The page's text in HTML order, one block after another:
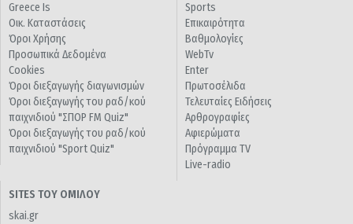
Greece Is
Οικ. Καταστάσεις
Όροι Χρήσης
Προσωπικά Δεδομένα
Cookies
Όροι διεξαγωγής διαγωνισμών
Όροι διεξαγωγής του ραδ/κού
παιχνιδιού "ΣΠΟΡ FM Quiz"
Όροι διεξαγωγής του ραδ/κού
παιχνιδιού "Sport Quiz"
Sports
Επικαιρότητα
Βαθμολογίες
WebTv
Enter
Πρωτοσέλιδα
Τελευταίες Ειδήσεις
Αρθρογραφίες
Αφιερώματα
Πρόγραμμα TV
Live-radio
SITES ΤΟΥ ΟΜΙΛΟΥ
skai.gr